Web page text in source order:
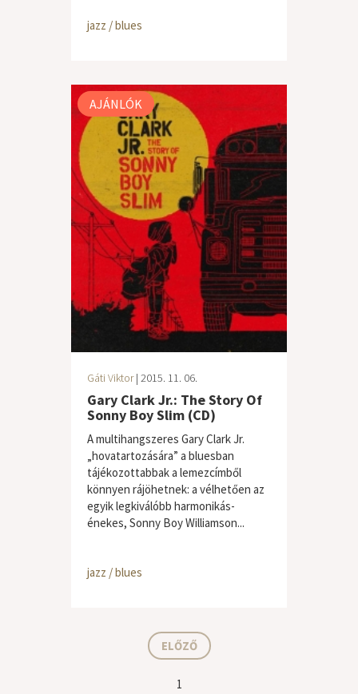
jazz / blues
AJÁNLÓK
Gáti Viktor| 2015. 11. 06.
Gary Clark Jr.: The Story Of
Sonny Boy Slim (CD)
A multihangszeres Gary Clark Jr.
„hovatartozására” a bluesban
tájékozottabbak a lemezcímből
könnyen rájöhetnek: a vélhetően az
egyik legkiválóbb harmonikás-
énekes, Sonny Boy Williamson...
jazz / blues
ELŐZŐ
1